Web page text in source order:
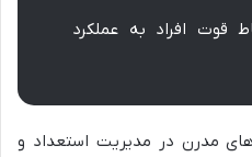
قوت افراد به عملکرد
مدرن در مدیریت استعداد و